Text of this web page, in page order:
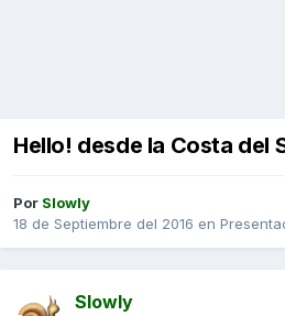
Hello! desde la Costa del
Por Slowly
18 de Septiembre del 2016 en
Slowly